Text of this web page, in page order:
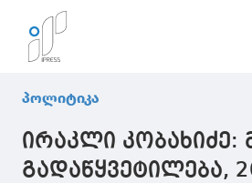
პოლიტიკა
ირაკლი კობახიძე:
გადაწყვეტილება,